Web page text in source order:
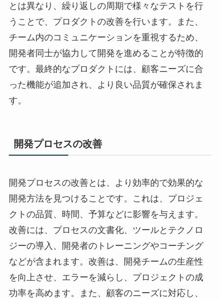
とは異なり、繰り返しの周期で様々なテストを行
うことで、プロダクトの改善を行います。また、
チーム内のコミュニケーションを重視するため、
開発者同士が協力して開発を進めることが特徴的
です。最終的なプロダクトには、顧客ニーズに合
った機能が追加され、より良い品質が確保されま
す。
開発プロセスの改善
開発プロセスの改善とは、より効率的で効果的な
開発方法を見つけることです。これは、プロジェ
クトの品質、時間、予算などに影響を与えます。
改善には、プロセスの文書化、ツールとテクノロ
ジーの導入、開発者のトレーニングやコーチング
などが含まれます。改善は、開発チームの生産性
を向上させ、エラーを減らし、プロジェクトの成
功率を高めます。また、顧客のニーズに対応し、